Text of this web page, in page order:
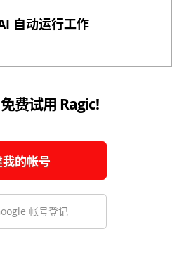
自动运行工作
费试用 Ragic!
的帐号
帐号登记